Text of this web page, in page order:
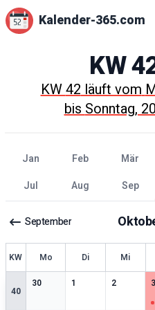
Kalender-365.com
KW
KW42läuft vom
bisSonntag,
Jan Feb Mär
Jul
Aug Sep
September
KW Mo Di Mi
40
30
0særlige datoer
10 særlige datoer
2
0særlige 3
1